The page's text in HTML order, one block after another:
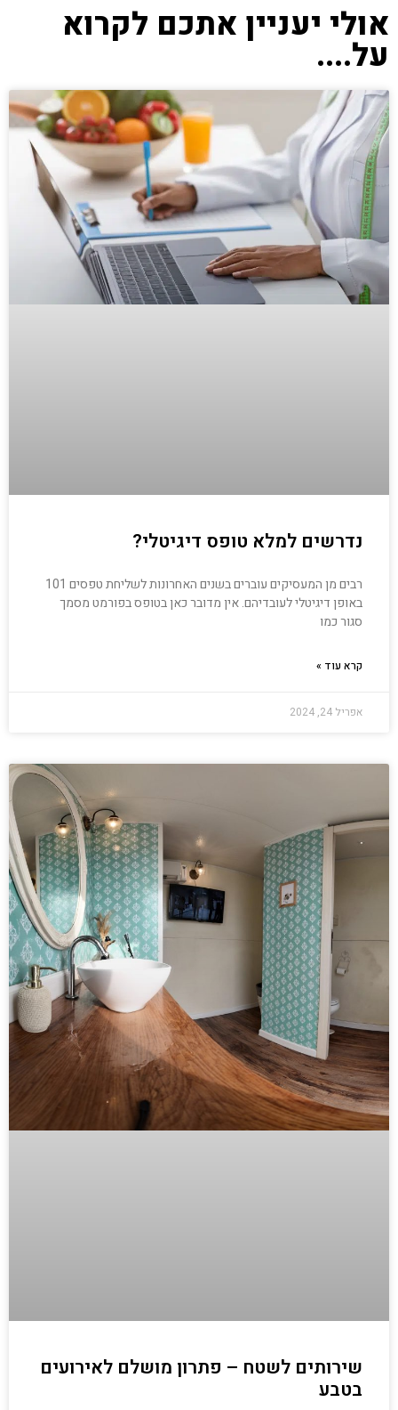
אולי יעניין אתכם לקרוא
על....
נדרשים למלא טופס דיגיטלי?
רבים מן המעסיקים עוברים בשנים האחרונות לשליחת טפסים 101
באופן דיגיטלי לעובדיהם. אין מדובר כאן בטופס בפורמט מסמך
סגור כמו
קרא עוד »
אפריל 24, 2024
שירותים לשטח – פתרון מושלם לאירועים
בטבע